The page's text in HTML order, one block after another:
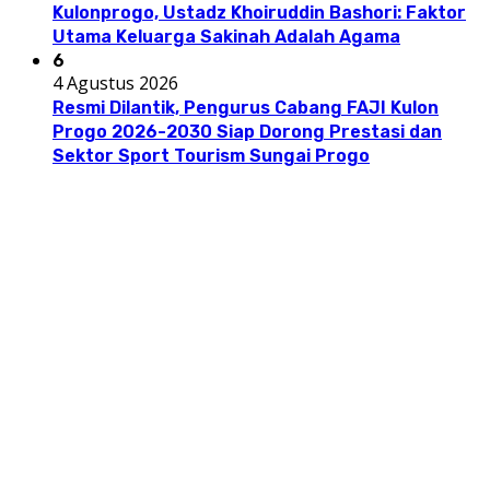
Kulonprogo, Ustadz Khoiruddin Bashori: Faktor
Utama Keluarga Sakinah Adalah Agama
6
4 Agustus 2026
Resmi Dilantik, Pengurus Cabang FAJI Kulon
Progo 2026-2030 Siap Dorong Prestasi dan
Sektor Sport Tourism Sungai Progo